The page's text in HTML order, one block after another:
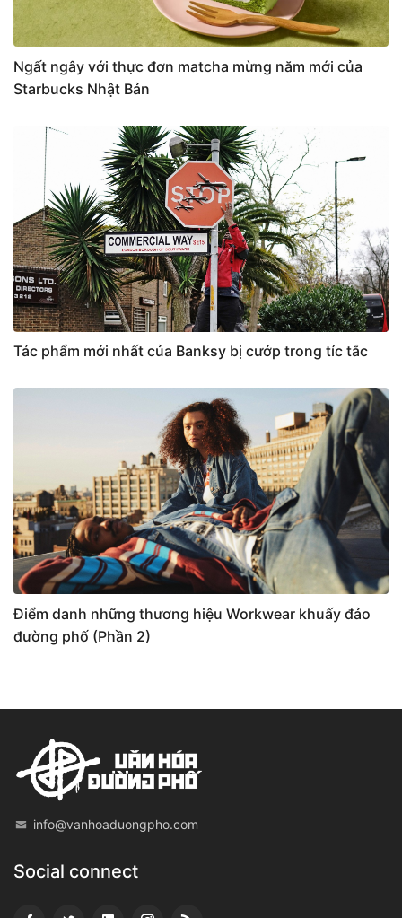
Ngất ngây với thực đơn matcha mừng năm mới của
Starbucks Nhật Bản
Tác phẩm mới nhất của Banksy bị cướp trong tíc tắc
Điểm danh những thương hiệu Workwear khuấy đảo
đường phố (Phần 2)
info@vanhoaduongpho.com
Social connect